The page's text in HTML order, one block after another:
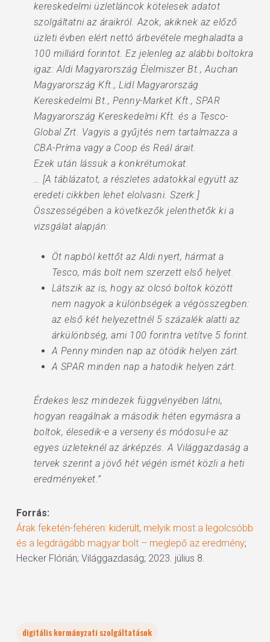
kereskedelmi üzletláncok kötelesek adatot
szolgáltatni az áraikról. Azok, akiknek az előző
üzleti évben elért nettó árbevétele meghaladta a
100 milliárd forintot. Ez jelenleg az alábbi boltokra
igaz: Aldi Magyarország Élelmiszer Bt., Auchan
Magyarország Kft., Lidl Magyarország
Kereskedelmi Bt., Penny-Market Kft., SPAR
Magyarország Kereskedelmi Kft. és a Tesco-
Global Zrt. Vagyis a gyűjtés nem tartalmazza a
CBA-Príma vagy a Coop és Reál árait.
Ezek után lássuk a konkrétumokat.
… [A táblázatot, a részletes adatokkal együtt az
eredeti cikkben lehet elolvasni. Szerk.]
Összességében a következők jelenthetők ki a
vizsgálat alapján:
Öt napból kettőt az Aldi nyert, hármat a
Tesco, más bolt nem szerzett első helyet.
Látszik az is, hogy az olcsó boltok között
nem nagyok a különbségek a végösszegben:
az első két helyezettnél 5 százalék alatti az
árkülönbség, ami 100 forintra vetítve 5 forint.
A Penny minden nap az ötödik helyen zárt.
A SPAR minden nap a hatodik helyen zárt.
Érdekes lesz mindezek függvényében látni,
hogyan reagálnak a második héten egymásra a
boltok, élesedik-e a verseny és módosul-e az
egyes üzleteknél az árképzés. A Világgazdaság a
tervek szerint a jövő hét végén ismét közli a heti
eredményeket.”
Forrás:
Árak feketén-fehéren: kiderült, melyik most a legolcsóbb
és a legdrágább magyar bolt – meglepő az eredmény;
Hecker Flórián; Világgazdaság; 2023. július 8.
digitális kormányzati szolgáltatások